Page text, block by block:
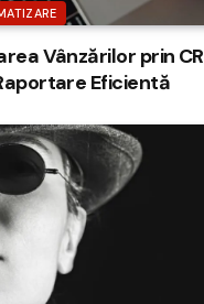
Vânzărilor prin
Eficientă